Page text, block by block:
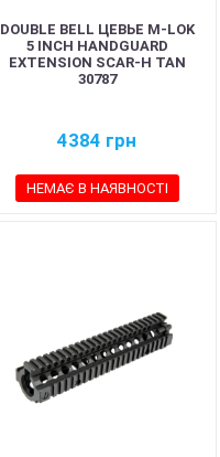
DOUBLE BELL ЦЕВЬЕ M-LOK
5 INCH HANDGUARD
EXTENSION SCAR-H TAN
30787
4384 грн
НЕМАЄ В НАЯВНОСТІ